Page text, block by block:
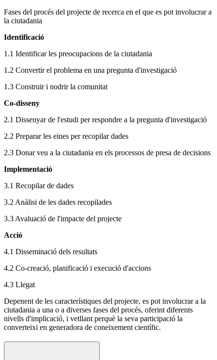
Fases del procés del projecte de recerca en el que es pot involucrar a
la ciutadania
Identificació
1.1 Identificar les preocupacions de la ciutadania
1.2 Convertir el problema en una pregunta d'investigació
1.3 Construir i nodrir la comunitat
Co-disseny
2.1 Dissenyar de l'estudi per respondre a la pregunta d'investigació
2.2 Preparar les eines per recopilar dades
2.3 Donar veu a la ciutadania en els processos de presa de decisions
Implementació
3.1 Recopilar de dades
3.2 Anàlisi de les dades recopilades
3.3 Avaluació de l'impacte del projecte
Acció
4.1 Disseminació dels resultats
4.2 Co-creació, planificació i execució d'accions
4.3 Llegat
Depenent de les característiques del projecte, es pot involucrar a la
ciutadania a una o a diverses fases del procés, oferint diferents
nivells d'implicació, i vetllant perquè la seva participació la
converteixi en generadora de coneixement científic.